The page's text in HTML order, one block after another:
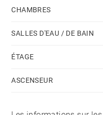
CHAMBRES
SALLES D'EAU / DE BAIN
ÉTAGE
ASCENSEUR